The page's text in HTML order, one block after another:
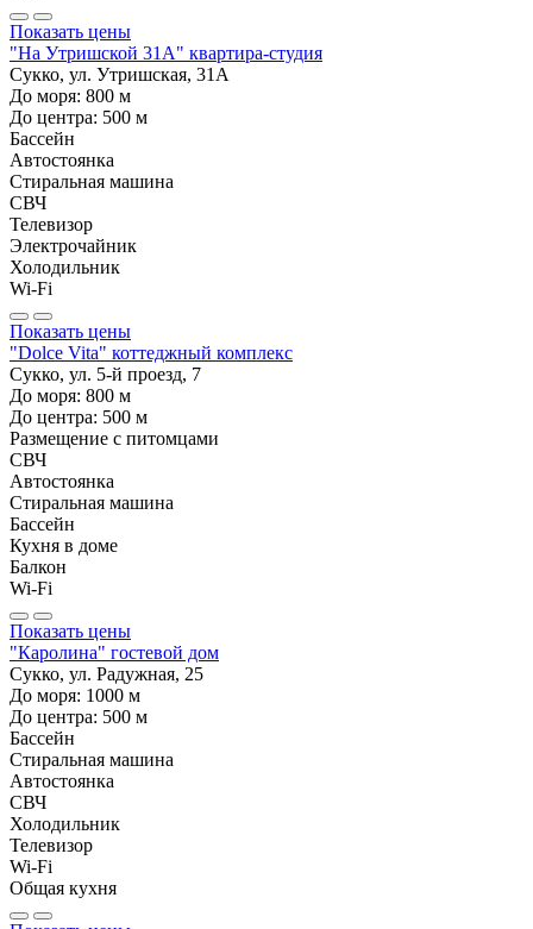
Показать цены
"На Утришской 31А" квартира-студия
Сукко, ул. Утришская, 31А
До моря: 800 м
До центра: 500 м
Бассейн
Автостоянка
Стиральная машина
СВЧ
Телевизор
Электрочайник
Холодильник
Wi-Fi
Показать цены
"Dolce Vita" коттеджный комплекс
Сукко, ул. 5-й проезд, 7
До моря: 800 м
До центра: 500 м
Размещение с питомцами
СВЧ
Автостоянка
Стиральная машина
Бассейн
Кухня в доме
Балкон
Wi-Fi
Показать цены
"Каролина" гостевой дом
Сукко, ул. Радужная, 25
До моря: 1000 м
До центра: 500 м
Бассейн
Стиральная машина
Автостоянка
СВЧ
Холодильник
Телевизор
Wi-Fi
Общая кухня